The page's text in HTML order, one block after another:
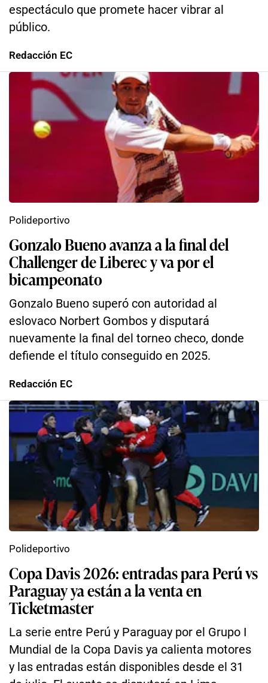
espectáculo que promete hacer vibrar al
público.
Redacción EC
Gonzalo Bueno avanza a la final del
Challenger de Liberec y va por el
bicampeonato
Gonzalo Bueno superó con autoridad al
eslovaco Norbert Gombos y disputará
nuevamente la final del torneo checo, donde
defiende el título conseguido en 2025.
Polideportivo
Redacción EC
Copa Davis 2026: entradas para Perú vs
Paraguay ya están a la venta en
Ticketmaster
La serie entre Perú y Paraguay por el Grupo I
Mundial de la Copa Davis ya calienta motores
y las entradas están disponibles desde el 31
Polideportivo